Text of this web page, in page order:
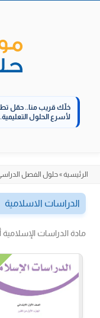
خلّك قريب منا.. حمّل
لأسرع الحلول التعليمية.
الرئيسية»حلول الفصل
الدراسات الاسلامية
مادة الدراسات